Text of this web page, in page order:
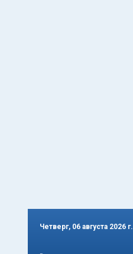
Четверг, 06 августа 2026 г.